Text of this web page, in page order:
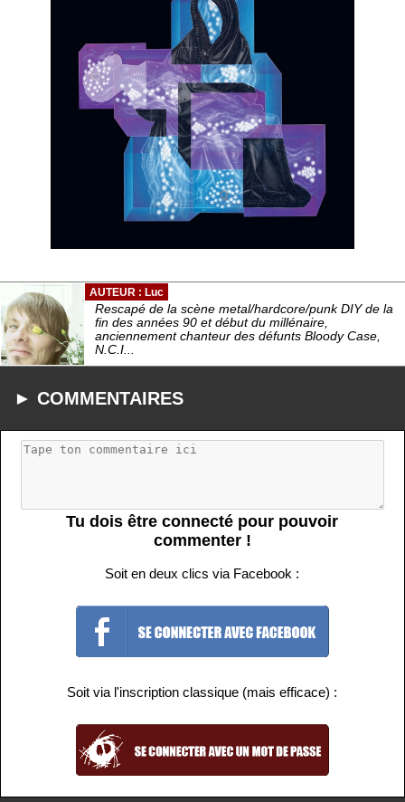
AUTEUR : Luc
Rescapé de la scène metal/hardcore/punk DIY de la
fin des années 90 et début du millénaire,
anciennement chanteur des défunts Bloody Case,
N.C.I...
► COMMENTAIRES
Tu dois être connecté pour pouvoir
commenter !
Soit en deux clics via Facebook :
Soit via l'inscription classique (mais efficace) :